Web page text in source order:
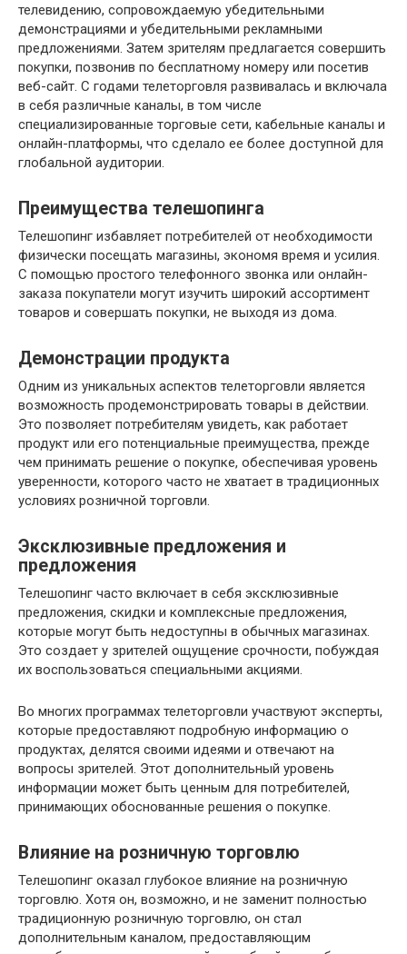
телевидению, сопровождаемую убедительными
демонстрациями и убедительными рекламными
предложениями. Затем зрителям предлагается совершить
покупки, позвонив по бесплатному номеру или посетив
веб-сайт. С годами телеторговля развивалась и включала
в себя различные каналы, в том числе
специализированные торговые сети, кабельные каналы и
онлайн-платформы, что сделало ее более доступной для
глобальной аудитории.
Преимущества телешопинга
Телешопинг избавляет потребителей от необходимости
физически посещать магазины, экономя время и усилия.
С помощью простого телефонного звонка или онлайн-
заказа покупатели могут изучить широкий ассортимент
товаров и совершать покупки, не выходя из дома.
Демонстрации продукта
Одним из уникальных аспектов телеторговли является
возможность продемонстрировать товары в действии.
Это позволяет потребителям увидеть, как работает
продукт или его потенциальные преимущества, прежде
чем принимать решение о покупке, обеспечивая уровень
уверенности, которого часто не хватает в традиционных
условиях розничной торговли.
Эксклюзивные предложения и
предложения
Телешопинг часто включает в себя эксклюзивные
предложения, скидки и комплексные предложения,
которые могут быть недоступны в обычных магазинах.
Это создает у зрителей ощущение срочности, побуждая
их воспользоваться специальными акциями.
Во многих программах телеторговли участвуют эксперты,
которые предоставляют подробную информацию о
продуктах, делятся своими идеями и отвечают на
вопросы зрителей. Этот дополнительный уровень
информации может быть ценным для потребителей,
принимающих обоснованные решения о покупке.
Влияние на розничную торговлю
Телешопинг оказал глубокое влияние на розничную
торговлю. Хотя он, возможно, и не заменит полностью
традиционную розничную торговлю, он стал
дополнительным каналом, предоставляющим